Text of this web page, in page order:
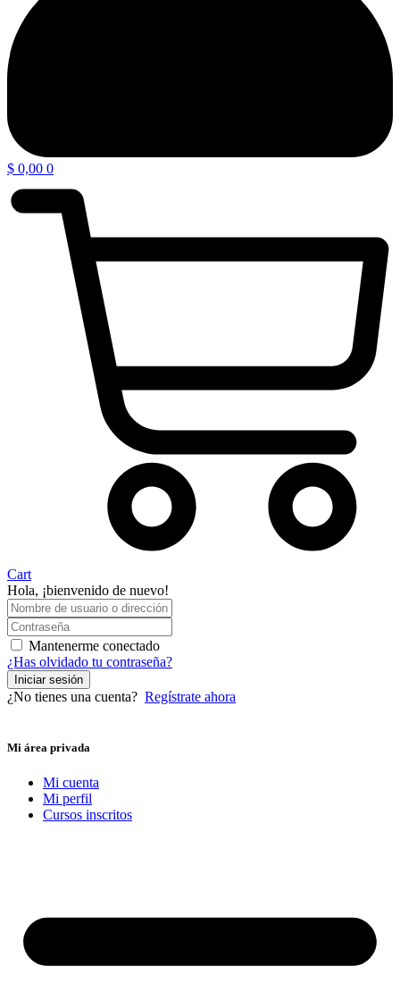
$ 0,00 0
Cart
Hola, ¡bienvenido de nuevo!
Mantenerme conectado
¿Has olvidado tu contraseña?
Iniciar sesión
¿No tienes una cuenta? Regístrate ahora
Mi área privada
Mi cuenta
Mi perfil
Cursos inscritos